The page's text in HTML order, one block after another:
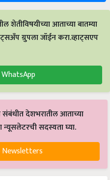
शेतीविषयीच्या आताच्या बातम्या
ग्रुपला जॉईन करा.व्हाट्सएप
देशभरातील आताच्या
न्यूसलेटरची सदस्यता घ्या.
Newsletters